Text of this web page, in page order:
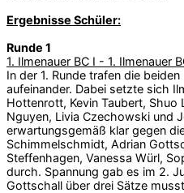
Ergebnisse Schüler:
Runde 1
1. Ilmenauer BC I - 1. Ilmenauer
In der 1. Runde trafen die
aufeinander. Dabei setzte sich
Hottenrott, Kevin Taubert, Shuo
Nguyen, Livia Czechowski und
erwartungsgemäß klar gegen
Schimmelschmidt, Adrian
Steffenhagen, Vanessa Würl,
durch. Spannung gab es im 2.
Gottschall über drei Sätze